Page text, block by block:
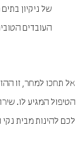
של ניקיון
העובדים
אל תחכו למחר, זו
הטיפול המגיע לו.
לכם להינות מבית נקי